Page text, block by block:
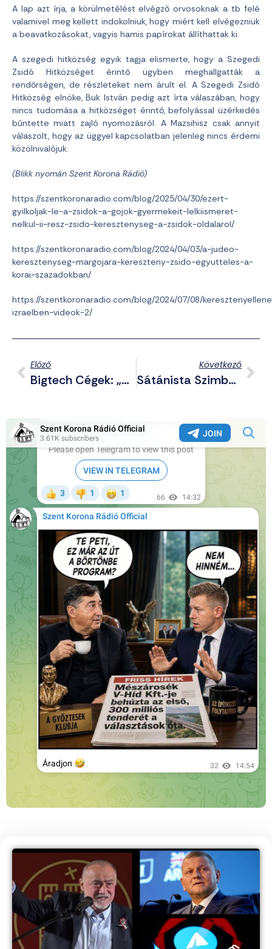
A lap azt írja, a körülmetélést elvégző orvosoknak a tb felé
valamivel meg kellett indokolniuk, hogy miért kell elvégezniük
a beavatkozásokat, vagyis hamis papírokat állíthattak ki.
A szegedi hitközség egyik tagja elismerte, hogy a Szegedi
Zsidó Hitközséget érintő ügyben meghallgatták a
rendőrségen, de részleteket nem árult el. A Szegedi Zsidó
Hitközség elnöke, Buk István pedig azt írta válaszában, hogy
nincs tudomása a hitközséget érintő, befolyással üzérkedés
bűntette miatt zajló nyomozásról. A Mazsihisz csak annyit
válaszolt, hogy az üggyel kapcsolatban jelenleg nincs érdemi
közölnivalójuk.
(Blikk nyomán Szent Korona Rádió)
https://szentkoronaradio.com/blog/2025/04/30/ezert-
gyilkoljak-le-a-zsidok-a-gojok-gyermekeit-lelkiismeret-
nelkul-ii-resz-zsido-keresztenyseg-a-zsidok-oldalarol/
https://szentkoronaradio.com/blog/2024/04/03/a-judeo-
keresztenyseg-margojara-kereszteny-zsido-egyutteles-a-
korai-szazadokban/
https://szentkoronaradio.com/blog/2024/07/08/
izraelben-videok-2/
Előző
Bigtech Cégek: „A Cél Nem A Nézettség, Hanem A Nézők Függősége.” – Gigaper Kezdődött Az USA-Ban
Következő
Sátánista Szimbólumok – Nem Csak – A 2026-Os Téli Olimpia Megnyitóján